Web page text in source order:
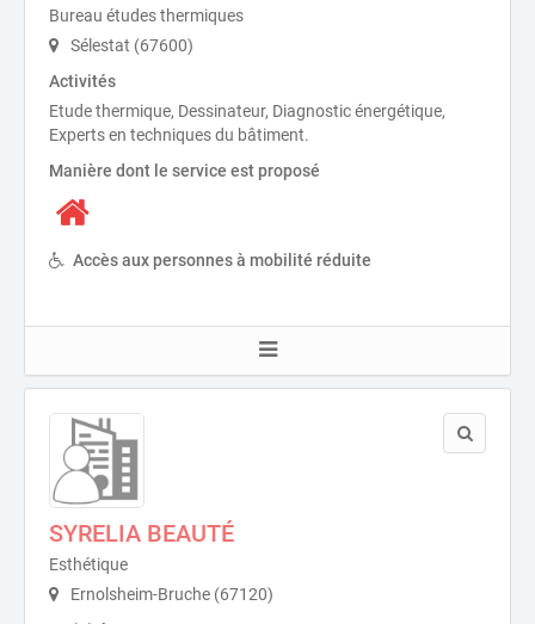
Bureau études thermiques
Sélestat (67600)
Activités
Etude thermique, Dessinateur, Diagnostic énergétique,
Experts en techniques du bâtiment.
Manière dont le service est proposé
Accès aux personnes à mobilité réduite
SYRELIA BEAUTÉ
Esthétique
Ernolsheim-Bruche (67120)